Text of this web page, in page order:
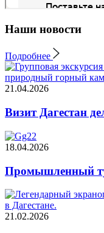
Наши новости
Подробнее
21.04.2026
Визит Дагестан
18.04.2026
Промышленный
21.02.2026